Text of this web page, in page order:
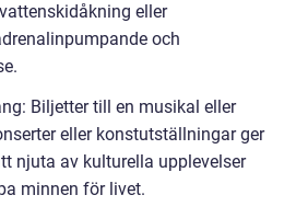
eller
och
Biljetter till en musikal eller
eller konstutställningar ger
njuta av kulturella upplevelser
minnen för livet.